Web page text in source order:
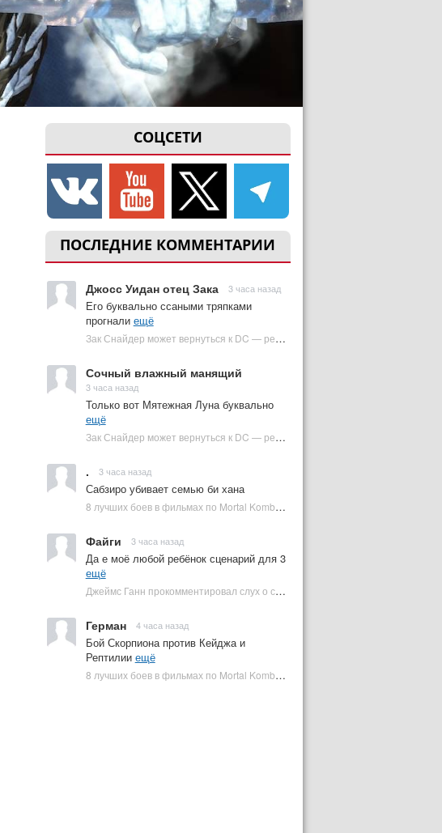
СОЦСЕТИ
ПОСЛЕДНИЕ КОММЕНТАРИИ
Джосс Уидан отец Зака 3 часа назад
Его буквально ссаными тряпками
прогнали ещё
Зак Снайдер может вернуться к DC — режиссер общался с Warner Bros. (фото) | Plugged In Ru
Сочный влажный манящий
3 часа назад
Только вот Мятежная Луна буквально
ещё
Зак Снайдер может вернуться к DC — режиссер общался с Warner Bros. (фото) | Plugged In Ru
. 3 часа назад
Сабзиро убивает семью би хана
8 лучших боев в фильмах по Mortal Kombat: от «Смертельной битвы» до «Мортал Комбат 2» | Plugged In Ru
Файги 3 часа назад
Да е моё любой ребёнок сценарий для 3
ещё
Джеймс Ганн прокомментировал слух о съемках «Бэтмена 3» | Plugged In Ru
Герман 4 часа назад
Бой Скорпиона против Кейджа и
Рептилии ещё
8 лучших боев в фильмах по Mortal Kombat: от «Смертельной битвы» до «Мортал Комбат 2» | Plugged In Ru